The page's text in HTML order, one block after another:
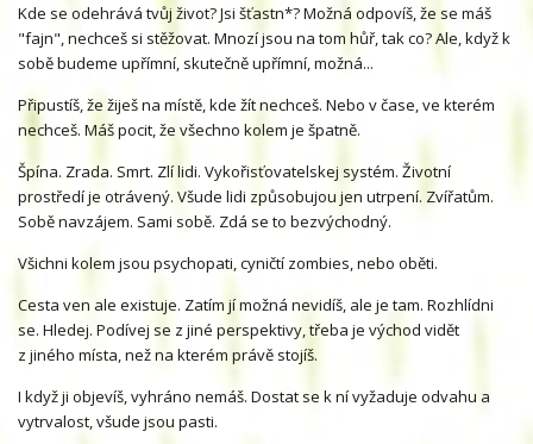
Kde se odehrává tvůj život? Jsi šťastn*? Možná odpovíš, že se máš
"fajn", nechceš si stěžovat. Mnozí jsou na tom hůř, tak co? Ale, když k
sobě budeme upřímní, skutečně upřímní, možná...
Připustíš, že žiješ na místě, kde žít nechceš. Nebo v čase, ve kterém
nechceš. Máš pocit, že všechno kolem je špatně.
Špína. Zrada. Smrt. Zlí lidi. Vykořisťovatelskej systém. Životní
prostředí je otrávený. Všude lidi způsobujou jen utrpení. Zvířatům.
Sobě navzájem. Sami sobě. Zdá se to bezvýchodný.
Všichni kolem jsou psychopati, cyničtí zombies, nebo oběti.
Cesta ven ale existuje. Zatím jí možná nevidíš, ale je tam. Rozhlídni
se. Hledej. Podívej se z jiné perspektivy, třeba je východ vidět
z jiného místa, než na kterém právě stojíš.
I když ji objevíš, vyhráno nemáš. Dostat se k ní vyžaduje odvahu a
vytrvalost, všude jsou pasti.